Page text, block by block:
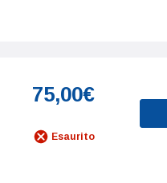
75,00€
Esaurito